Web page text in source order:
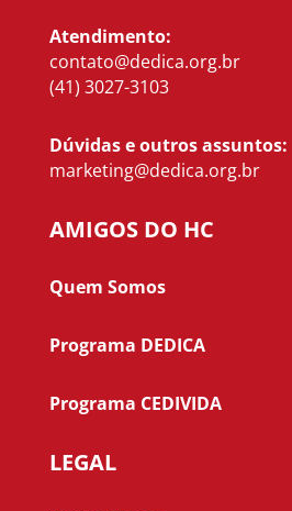
Atendimento:
contato@dedica.org.br
(41) 3027-3103
Dúvidas e outros assuntos:
marketing@dedica.org.br
AMIGOS DO HC
Quem Somos
Programa DEDICA
Programa CEDIVIDA
LEGAL